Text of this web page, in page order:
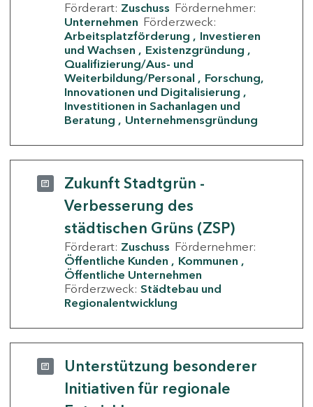
Förderart: Zuschuss Fördernehmer:
Unternehmen Förderzweck:
Arbeitsplatzförderung
Investieren
und Wachsen
Existenzgründung
Qualifizierung/Aus- und
Weiterbildung/Personal
Forschung,
Innovationen und Digitalisierung
Investitionen in Sachanlagen und
Beratung
Unternehmensgründung
Zukunft Stadtgrün -
Verbesserung des
städtischen Grüns (ZSP)
Förderart: Zuschuss Fördernehmer:
Öffentliche Kunden
Kommunen
Öffentliche Unternehmen
Förderzweck: Städtebau und
Regionalentwicklung
Unterstützung besonderer
Initiativen für regionale